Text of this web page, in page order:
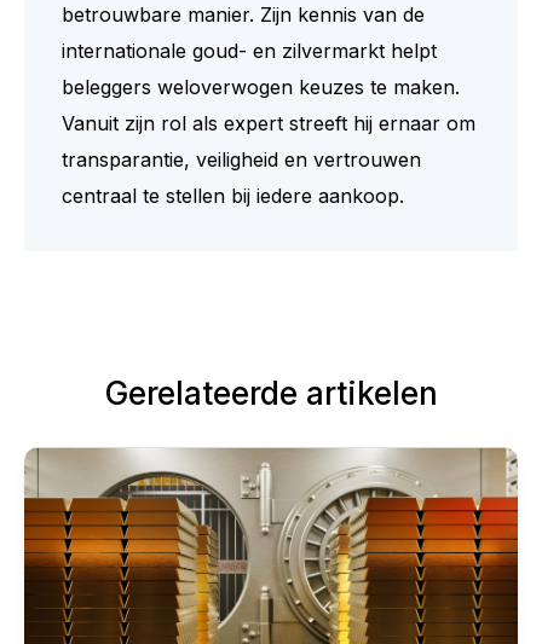
betrouwbare manier. Zijn kennis van de
internationale goud- en zilvermarkt helpt
beleggers weloverwogen keuzes te maken.
Vanuit zijn rol als expert streeft hij ernaar om
transparantie, veiligheid en vertrouwen
centraal te stellen bij iedere aankoop.
Gerelateerde artikelen